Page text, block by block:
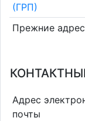
(ГРП)
Прежние
Адрес
почты